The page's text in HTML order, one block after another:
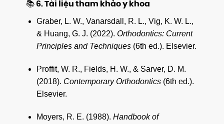
📚 6. Tài liệu tham khảo y khoa
Graber, L. W., Vanarsdall, R. L., Vig, K. W. L.,
& Huang, G. J. (2022). Orthodontics: Current
Principles and Techniques(6th ed.). Elsevier.
Proffit, W. R., Fields, H. W., & Sarver, D. M.
(2018). Contemporary Orthodontics(6th ed.).
Elsevier.
Moyers, R. E. (1988). Handbook of